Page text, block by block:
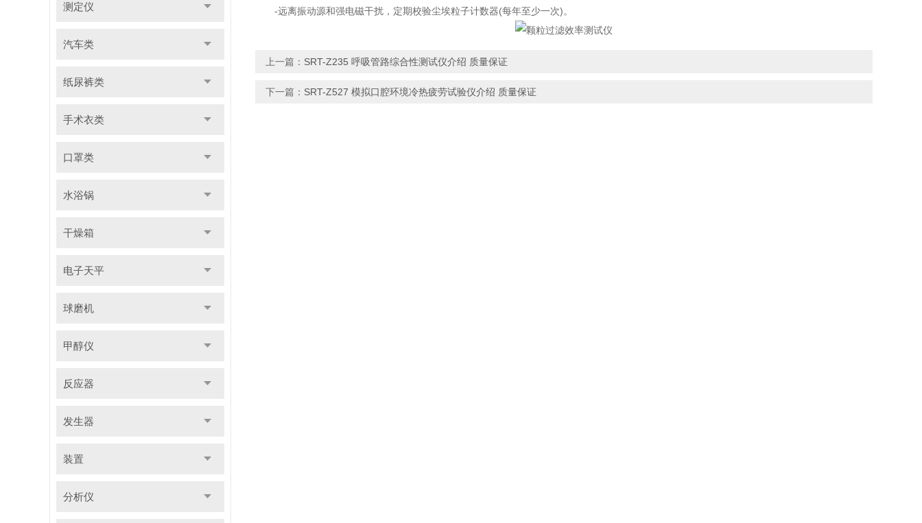
测定仪
汽车类
纸尿裤类
手术衣类
口罩类
水浴锅
干燥箱
电子天平
球磨机
甲醇仪
反应器
发生器
装置
分析仪
-远离振动源和强电磁干扰，定期校验尘埃粒子计数器(每年至少一次)。
上一篇： SRT-Z235 呼吸管路综合性测试仪介绍 质量保证
下一篇： SRT-Z527 模拟口腔环境冷热疲劳试验仪介绍 质量保证